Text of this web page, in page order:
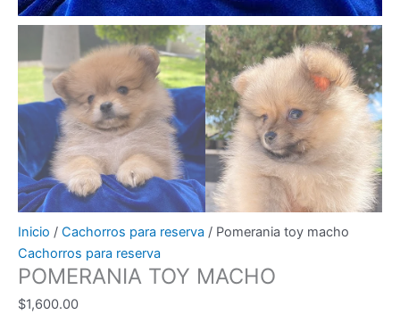
Inicio / Cachorros para reserva / Pomerania toy macho
Cachorros para reserva
POMERANIA TOY MACHO
$1,600.00